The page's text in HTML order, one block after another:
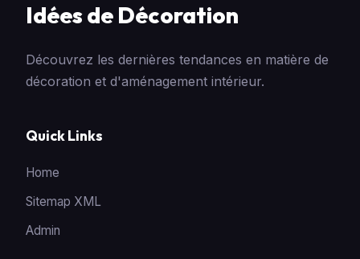
Idées de Décoration
Découvrez les dernières tendances en matière de
décoration et d'aménagement intérieur.
Quick Links
Home
Sitemap XML
Admin